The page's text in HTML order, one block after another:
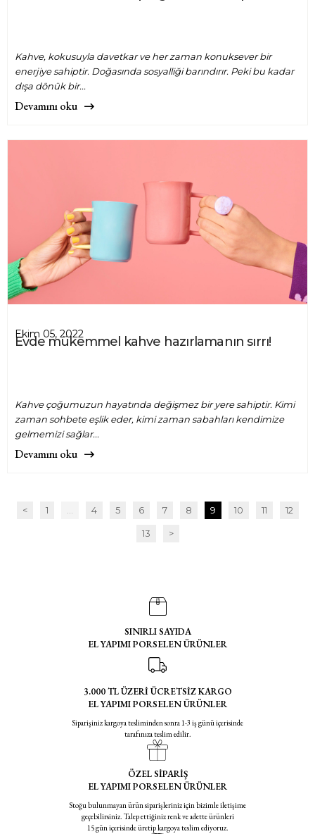
Kahve, kokusuyla davetkar ve her zaman konuksever bir
enerjiye sahiptir. Doğasında sosyalliği barındırır. Peki bu kadar
dışa dönük bir...
Devamını oku
Evde mükemmel kahve hazırlamanın sırrı!
Ekim 05, 2022
Kahve çoğumuzun hayatında değişmez bir yere sahiptir. Kimi
zaman sohbete eşlik eder, kimi zaman sabahları kendimize
gelmemizi sağlar...
Devamını oku
< 1 ... 4 5 6 7 8 9 10 11 12
13 >
SINIRLI SAYIDA
EL YAPIMI PORSELEN ÜRÜNLER
3.000 TL ÜZERİ ÜCRETSİZ KARGO
EL YAPIMI PORSELEN ÜRÜNLER
Siparişiniz kargoya tesliminden sonra 1-3 iş günü içerisinde
tarafınıza teslim edilir.
ÖZEL SİPARİŞ
EL YAPIMI PORSELEN ÜRÜNLER
Stoğu bulunmayan ürün siparişleriniz için bizimle iletişime
geçebilirsiniz. Talep ettiğiniz renk ve adette ürünleri
15 gün içerisinde üretip kargoya teslim ediyoruz.